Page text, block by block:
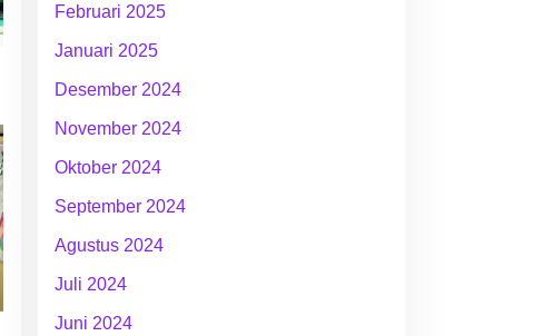
Februari 2025
Januari 2025
Desember 2024
November 2024
Oktober 2024
September 2024
Agustus 2024
Juli 2024
Juni 2024